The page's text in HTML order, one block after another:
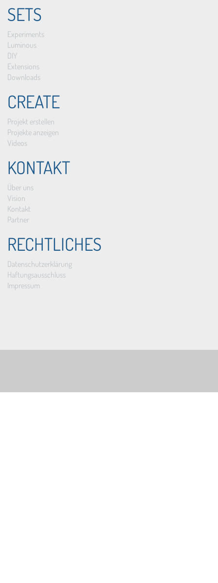
SETS
Experiments
Luminous
DIY
Extensions
Downloads
CREATE
Projekt erstellen
Projekte anzeigen
Videos
KONTAKT
Über uns
Vision
Kontakt
Partner
RECHTLICHES
Datenschutzerklärung
Haftungsausschluss
Impressum